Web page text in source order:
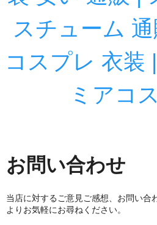
スチューム
コスプレ 衣装
ミアコ
お問い合わせ
当店に対するご意見ご感想、お問い合
よりお気軽にお尋ねください。